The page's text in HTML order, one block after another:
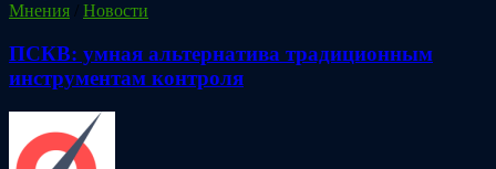
Мнения / Новости
ПСКВ: умная альтернатива традиционным
инструментам контроля